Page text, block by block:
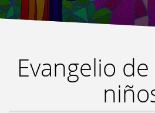
Evangelio